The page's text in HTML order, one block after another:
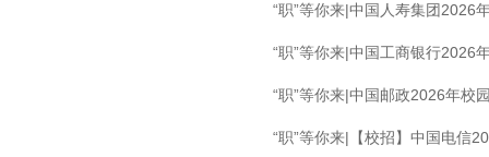
“职”等你来|中国人寿集团2026
“职”等你来|中国工商银行2026
“职”等你来|中国邮政2026年校
“职”等你来|【校招】中国电信